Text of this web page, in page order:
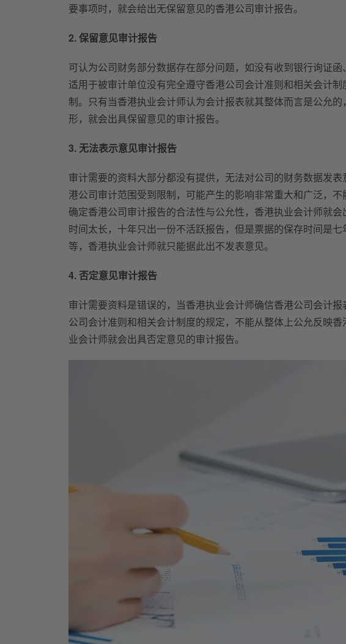
要事项时，就会给出无保留意见的香港公司审计报告。
2. 保留意见审计报告
可认为公司财务部分数据存在部分问题，如没有收到银行询证
适用于被审计单位没有完全遵守香港公司会计准则和相关会计
制。只有当香港执业会计师认为会计报表就其整体而言是公允
形，就会出具保留意见的审计报告。
3. 无法表示意见审计报告
审计需要的资料大部分都没有提供，无法对公司的财务数据发
港公司审计范围受到限制，可能产生的影响非常重大和广泛，
确定香港公司审计报告的合法性与公允性，香港执业会计师就
时间太长，十年只出一份不活跃报告，但是票据的保存时间是
等，香港执业会计师就只能据此出不发表意见。
4. 否定意见审计报告
审计需要资料是错误的，当香港执业会计师确信香港公司会计
公司会计准则和相关会计制度的规定，不能从整体上公允反映
业会计师就会出具否定意见的审计报告。